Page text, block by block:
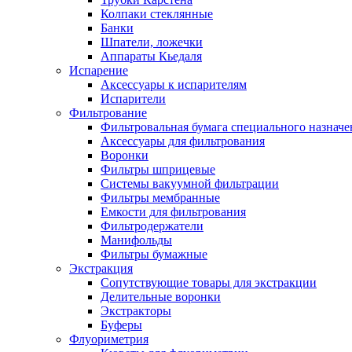
Колпаки стеклянные
Банки
Шпатели, ложечки
Аппараты Кьедаля
Испарение
Аксессуары к испарителям
Испарители
Фильтрование
Фильтровальная бумага специального
Аксессуары для фильтрования
Воронки
Фильтры шприцевые
Системы вакуумной фильтрации
Фильтры мембранные
Емкости для фильтрования
Фильтродержатели
Манифольды
Фильтры бумажные
Экстракция
Сопутствующие товары для экстракции
Делительные воронки
Экстракторы
Буферы
Флуориметрия